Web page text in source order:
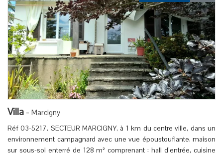
Villa- Marcigny
Réf 03-5217. SECTEUR MARCIGNY, à 1 km du centre ville, dans un
environnement campagnard avec une vue époustouflante, maison
sur sous-sol enterré de 128 m² comprenant : hall d’entrée, cuisine